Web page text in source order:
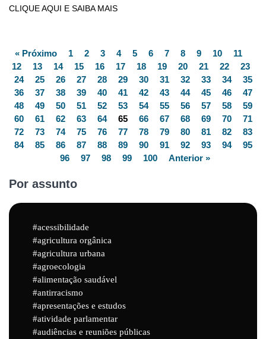
CLIQUE AQUI E SAIBA MAIS
« Próximo 1 2 3 4 5 6 7 8 9 10
11
12
13 14 15 16 17 18 19 20 21 22
23
24
25 26 27 28 29 30 31 32 33 34
35
36
37 38 39 40 41 42 43 44 45 46
47
48
49 50 51 52 53 54 55 56 57 58
59
60
61 62 63 64 65 66 67 68 69 70
71
72
73 74 75 76 77 78 79 80 81 82
83
84
85 86 87 88 89 90 91 92 93 94
95
96
97 98 99 100 Anterior »
Por assunto
acessibilidade
agricultura orgânica
agricultura urbana
agroecologia
alimentação saudável
antirracismo
apresentações e estudos
atividade parlamentar
audiências e reuniões públicas